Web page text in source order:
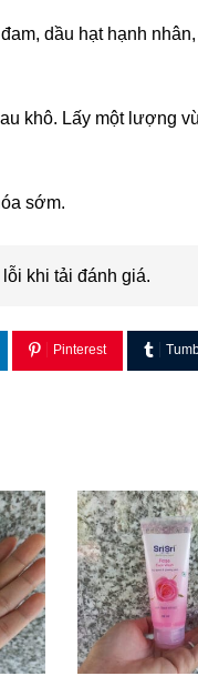
dầu hạt hạnh
khô. Lấy một lượng
sớm.
khi tải đánh giá.
Pinterest